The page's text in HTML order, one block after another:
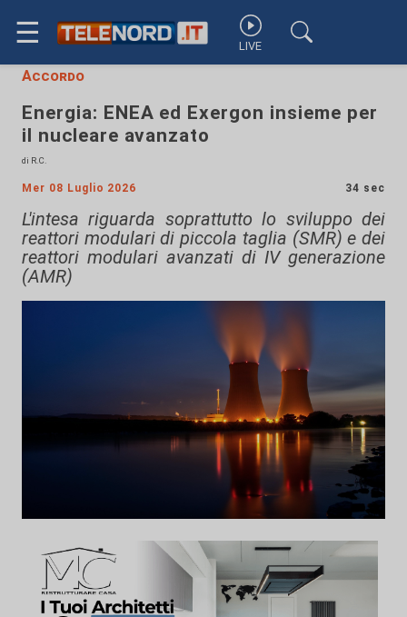
☰ LIVE
Accordo
Energia: ENEA ed Exergon insieme per
il nucleare avanzato
di R.C.
Mer 08 Luglio 2026 34 sec
L'intesa riguarda soprattutto lo sviluppo dei
reattori modulari di piccola taglia (SMR) e dei
reattori modulari avanzati di IV generazione
(AMR)